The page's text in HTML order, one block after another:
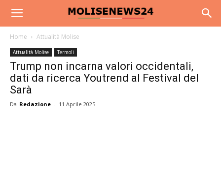
Home Attualità Molise
Attualità Molise Termoli
Trump non incarna valori occidentali,
dati da ricerca Youtrend al Festival del
Sarà
Da Redazione - 11 Aprile 2025